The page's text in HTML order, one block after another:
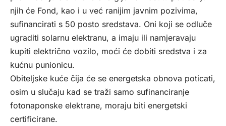
njih će Fond, kao i u već ranijim javnim pozivima,
sufinancirati s 50 posto sredstava. Oni koji se odluče
ugraditi solarnu elektranu, a imaju ili namjeravaju
kupiti električno vozilo, moći će dobiti sredstva i za
kućnu punionicu.
Obiteljske kuće čija će se energetska obnova poticati,
osim u slučaju kad se traži samo sufinanciranje
fotonaponske elektrane, moraju biti energetski
certificirane.